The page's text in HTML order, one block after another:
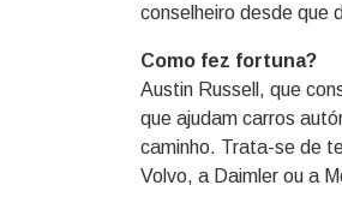
conselheiro desde que
Como fez fortuna?
Austin Russell, que
que ajudam carros
caminho. Trata-se de
Volvo, a Daimler ou a